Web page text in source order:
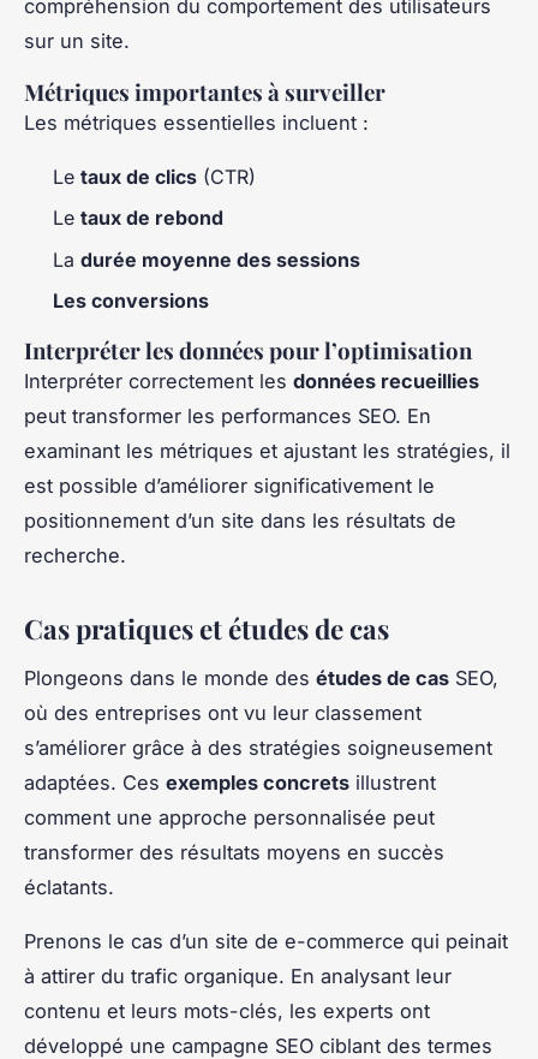
compréhension du comportement des utilisateurs
sur un site.
Métriques importantes à surveiller
Les métriques essentielles incluent :
Le taux de clics (CTR)
Le taux de rebond
La durée moyenne des sessions
Les conversions
Interpréter les données pour l’optimisation
Interpréter correctement les données recueillies
peut transformer les performances SEO. En
examinant les métriques et ajustant les stratégies, il
est possible d’améliorer significativement le
positionnement d’un site dans les résultats de
recherche.
Cas pratiques et études de cas
Plongeons dans le monde des études de cas SEO,
où des entreprises ont vu leur classement
s’améliorer grâce à des stratégies soigneusement
adaptées. Ces exemples concrets illustrent
comment une approche personnalisée peut
transformer des résultats moyens en succès
éclatants.
Prenons le cas d’un site de e-commerce qui peinait
à attirer du trafic organique. En analysant leur
contenu et leurs mots-clés, les experts ont
développé une campagne SEO ciblant des termes